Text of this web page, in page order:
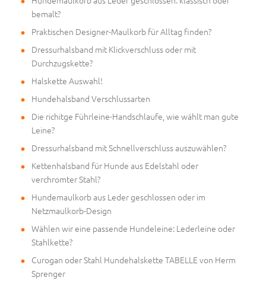
bemalt?
Praktischen Designer-Maulkorb für Alltag finden?
Dressurhalsband mit Klickverschluss oder mit
Durchzugskette?
Halskette Auswahl!
Hundehalsband Verschlussarten
Die richitge Führleine-Handschlaufe, wie wählt man gute
Leine?
Dressurhalsband mit Schnellverschluss auszuwählen?
Kettenhalsband für Hunde aus Edelstahl oder
verchromter Stahl?
Hundemaulkorb aus Leder geschlossen oder im
Netzmaulkorb-Design
Wählen wir eine passende Hundeleine: Lederleine oder
Stahlkette?
Curogan oder Stahl Hundehalskette TABELLE von Herm
Sprenger